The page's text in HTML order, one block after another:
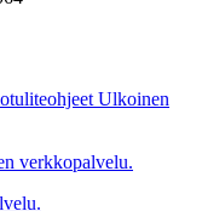
Ulkoinen
verkkopalvelu.